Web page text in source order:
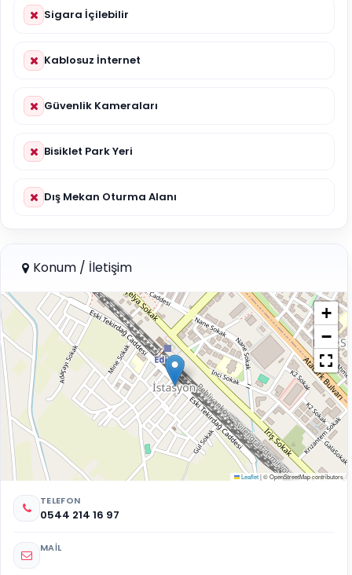
Sigara İçilebilir
Kablosuz İnternet
Güvenlik Kameraları
Bisiklet Park Yeri
Dış Mekan Oturma Alanı
Konum / İletişim
+
−
Leaflet|© OpenStreetMap contributors
TELEFON
0544 214 16 97
MAIL